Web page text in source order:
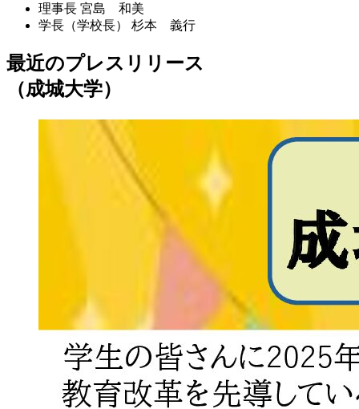
理事長 宮島 和美
学長（学校長）
杉本 義行
最近のプレスリリース
（成城大学）